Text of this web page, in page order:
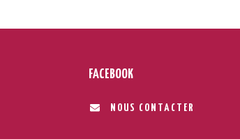
FACEBOOK
NOUS CONTACTER